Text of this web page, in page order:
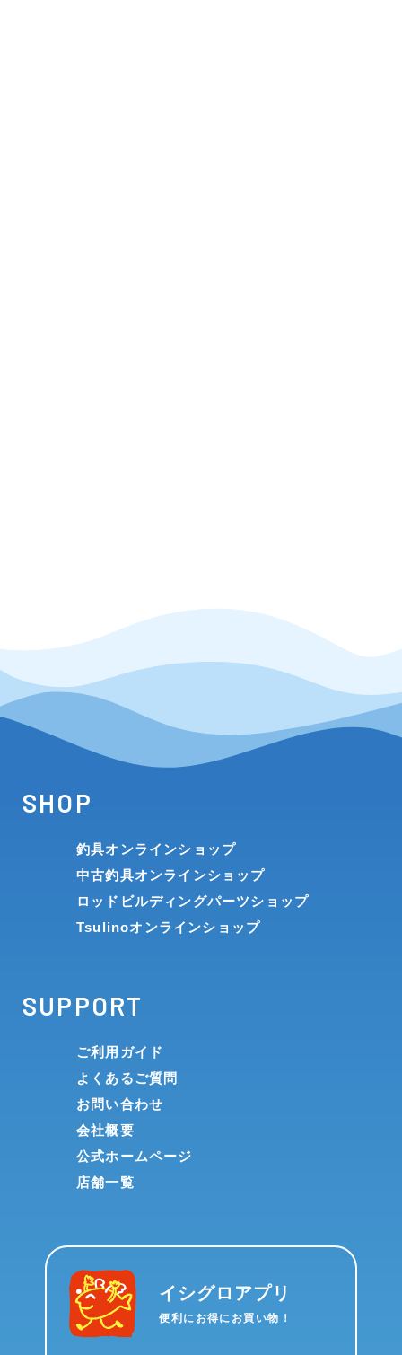
SHOP
釣具オンラインショップ
中古釣具オンラインショップ
ロッドビルディングパーツショップ
Tsulinoオンラインショップ
SUPPORT
ご利用ガイド
よくあるご質問
お問い合わせ
会社概要
公式ホームページ
店舗一覧
イシグロアプリ
便利にお得にお買い物！